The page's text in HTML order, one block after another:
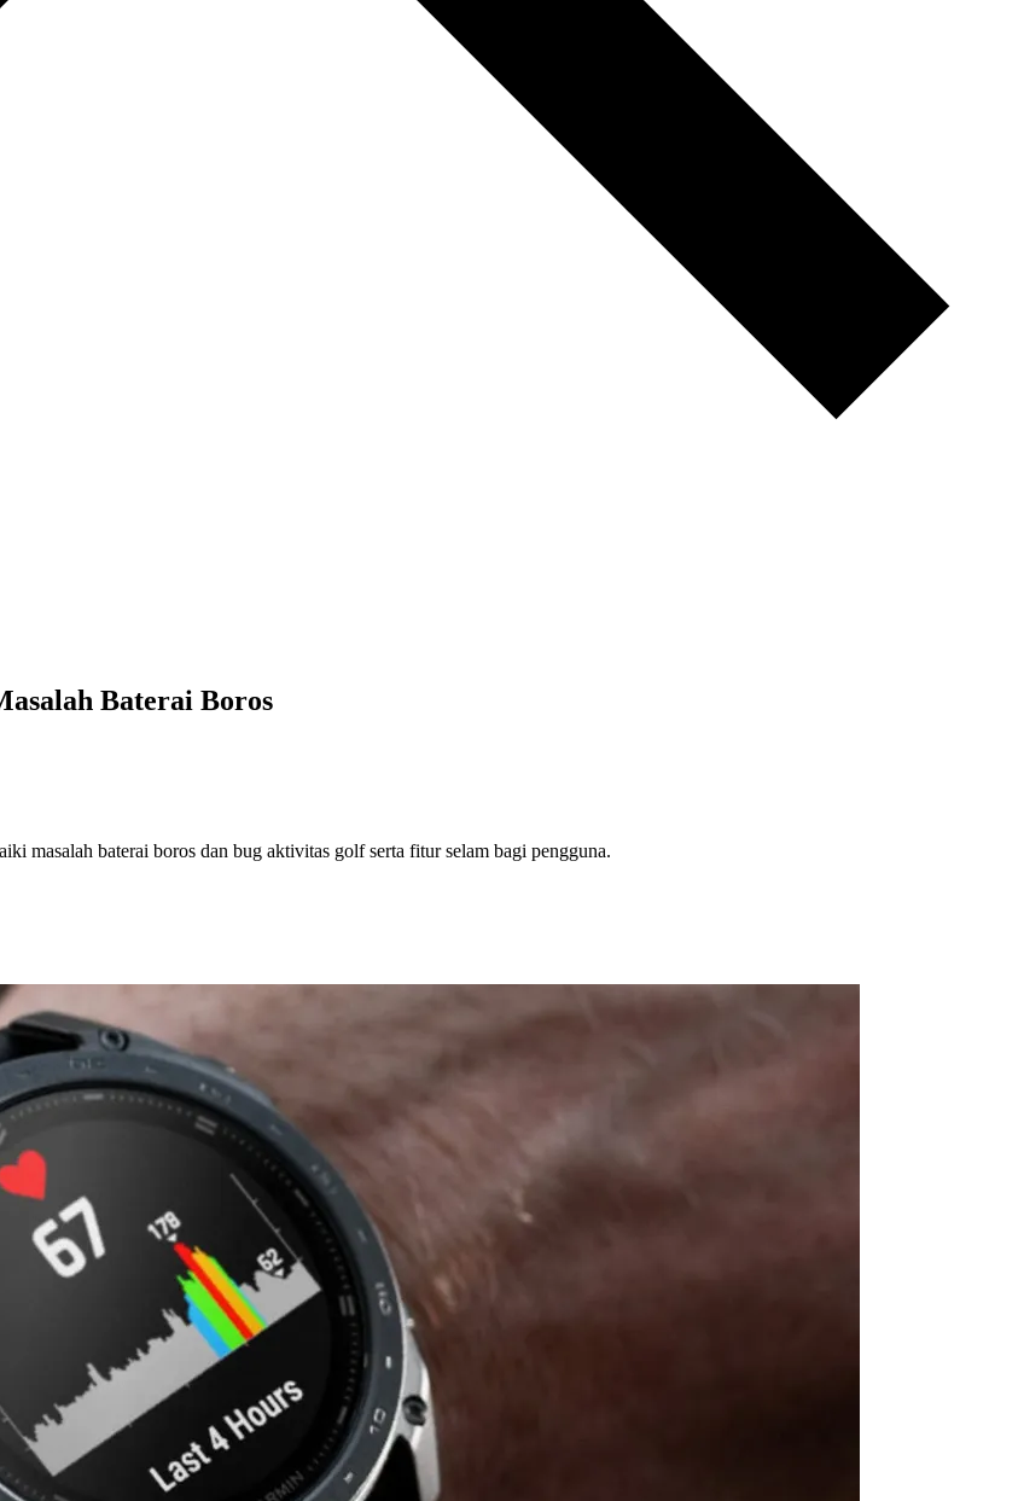
Baterai Boros
masalah baterai boros dan bug aktivitas golf serta fitur selam bagi pengguna.